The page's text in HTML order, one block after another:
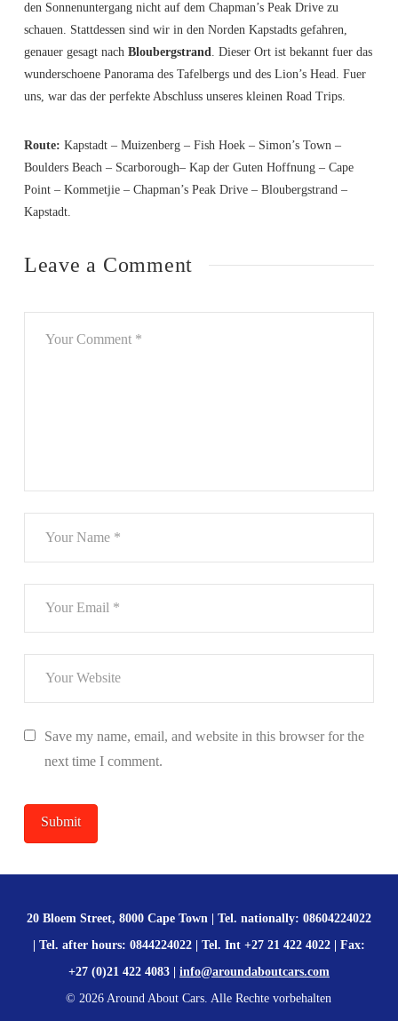
den Sonnenuntergang nicht auf dem Chapman’s Peak Drive zu
schauen. Stattdessen sind wir in den Norden Kapstadts gefahren,
genauer gesagt nach Bloubergstrand. Dieser Ort ist bekannt fuer das
wunderschoene Panorama des Tafelbergs und des Lion’s Head. Fuer
uns, war das der perfekte Abschluss unseres kleinen Road Trips.
Route: Kapstadt – Muizenberg – Fish Hoek – Simon’s Town –
Boulders Beach – Scarborough– Kap der Guten Hoffnung – Cape
Point – Kommetjie – Chapman’s Peak Drive – Bloubergstrand –
Kapstadt.
Leave a Comment
Save my name, email, and website in this browser for the
next time I comment.
20 Bloem Street, 8000 Cape Town | Tel. nationally: 08604224022
| Tel. after hours: 0844224022 | Tel. Int +27 21 422 4022 | Fax:
+27 (0)21 422 4083 | info@aroundaboutcars.com
©2026 Around About Cars. Alle Rechte vorbehalten